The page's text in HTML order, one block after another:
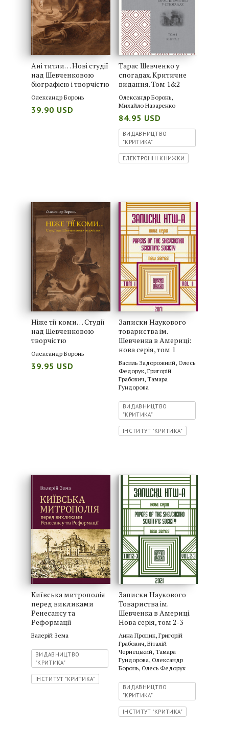
Ані титли… Нові студії
над Шевченковою
біографією і творчістю
Олександр Боронь
39.90 USD
Тарас Шевченко у
спогадах. Критичне
видання. Том 1&2
Олександр Боронь,
Михайло Назаренко
84.95 USD
ВИДАВНИЦТВО
"КРИТИКА"
ЕЛЕКТРОННІ КНИЖКИ
Ніже тії коми… Студії
над Шевченковою
творчістю
Олександр Боронь
39.95 USD
Записки Наукового
товариства ім.
Шевченка в Америці:
нова серія, том 1
Василь Задорожний, Олесь
Федорук, Григорій
Грабович, Тамара
Гундорова
ВИДАВНИЦТВО
"КРИТИКА"
ІНСТИТУТ "КРИТИКА"
Київська митрополія
перед викликами
Ренесансу та
Реформації
Валерій Зема
ВИДАВНИЦТВО
"КРИТИКА"
ІНСТИТУТ "КРИТИКА"
Записки Наукового
Товариства ім.
Шевченка в Америці.
Нова серія, том 2-3
Анна Процик, Григорій
Грабович, Віталій
Чернецький, Тамара
Гундорова, Олександр
Боронь, Олесь Федорук
ВИДАВНИЦТВО
"КРИТИКА"
ІНСТИТУТ "КРИТИКА"